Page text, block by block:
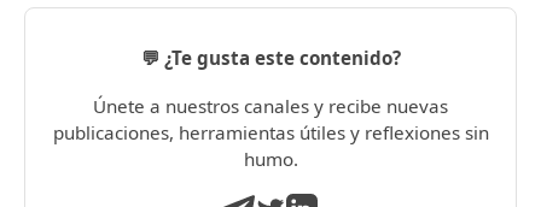
💬 ¿Te gusta este contenido?
Únete a nuestros canales y recibe nuevas
publicaciones, herramientas útiles y reflexiones sin
humo.